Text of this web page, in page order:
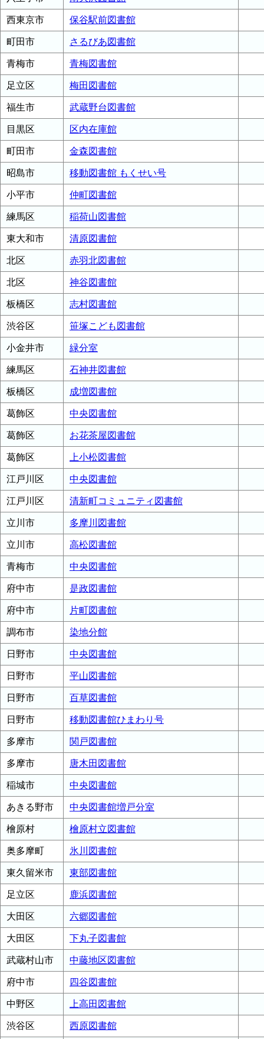
西東京市 保谷駅前図書館
町田市 さるびあ図書館
青梅市 青梅図書館
足立区 梅田図書館
福生市 武蔵野台図書館
目黒区 区内在庫館
町田市 金森図書館
昭島市 移動図書館 もくせい号
小平市 仲町図書館
練馬区 稲荷山図書館
東大和市 清原図書館
北区 赤羽北図書館
北区 神谷図書館
板橋区 志村図書館
渋谷区 笹塚こども図書館
小金井市 緑分室
練馬区 石神井図書館
板橋区 成増図書館
葛飾区 中央図書館
葛飾区 お花茶屋図書館
葛飾区 上小松図書館
江戸川区 中央図書館
江戸川区 清新町コミュニティ図書館
立川市 多摩川図書館
立川市 高松図書館
青梅市 中央図書館
府中市 是政図書館
府中市 片町図書館
調布市 染地分館
日野市 中央図書館
日野市 平山図書館
日野市 百草図書館
日野市 移動図書館ひまわり号
多摩市 関戸図書館
多摩市 唐木田図書館
稲城市 中央図書館
あきる野市 中央図書館増戸分室
檜原村 檜原村立図書館
奥多摩町 氷川図書館
東久留米市 東部図書館
足立区 鹿浜図書館
大田区 六郷図書館
大田区 下丸子図書館
武蔵村山市 中藤地区図書館
府中市 四谷図書館
中野区 上高田図書館
渋谷区 西原図書館